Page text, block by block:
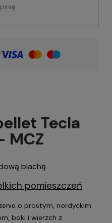
Tecla
MCZ
blachą
pomieszczeń
o prostym, nordyckim
boki i wierzch z